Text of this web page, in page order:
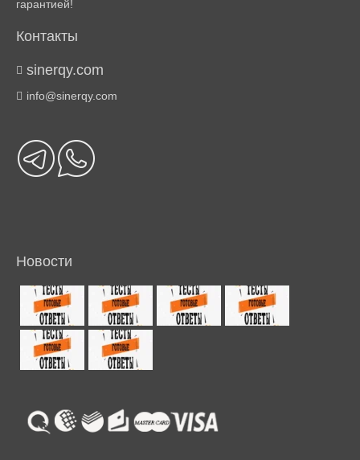
гарантией!
Контакты
sinerqy.com
info@sinerqy.com
Новости